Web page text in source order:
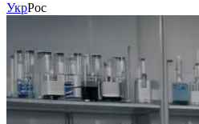
ecomonitoring.hlr.ua
apk.hlr.ua
УкрРос